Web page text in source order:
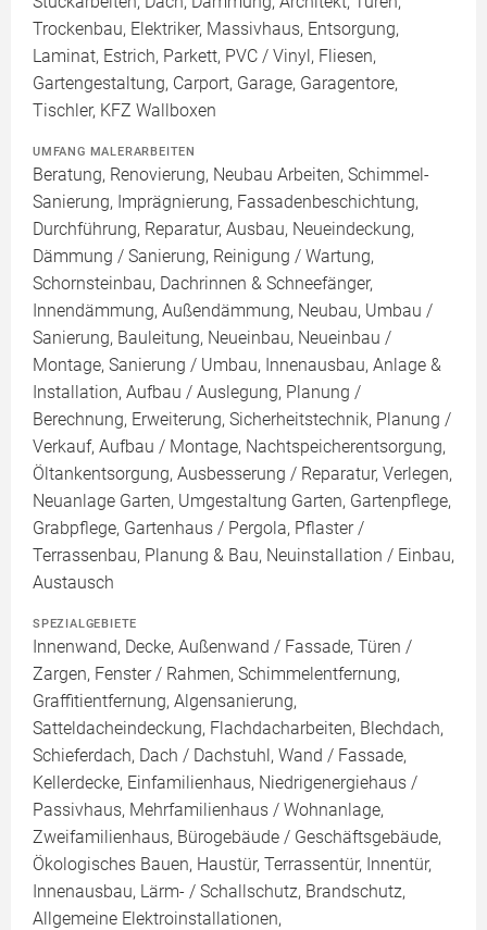
Trockenbau, Elektriker, Massivhaus, Entsorgung,
Laminat, Estrich, Parkett, PVC / Vinyl, Fliesen,
Gartengestaltung, Carport, Garage, Garagentore,
Tischler, KFZ Wallboxen
UMFANG MALERARBEITEN
Beratung, Renovierung, Neubau Arbeiten, Schimmel-
Sanierung, Imprägnierung, Fassadenbeschichtung,
Durchführung, Reparatur, Ausbau, Neueindeckung,
Dämmung / Sanierung, Reinigung / Wartung,
Schornsteinbau, Dachrinnen & Schneefänger,
Innendämmung, Außendämmung, Neubau, Umbau /
Sanierung, Bauleitung, Neueinbau, Neueinbau /
Montage, Sanierung / Umbau, Innenausbau, Anlage &
Installation, Aufbau / Auslegung, Planung /
Berechnung, Erweiterung, Sicherheitstechnik, Planung /
Verkauf, Aufbau / Montage, Nachtspeicherentsorgung,
Öltankentsorgung, Ausbesserung / Reparatur, Verlegen,
Neuanlage Garten, Umgestaltung Garten, Gartenpflege,
Grabpflege, Gartenhaus / Pergola, Pflaster /
Terrassenbau, Planung & Bau, Neuinstallation / Einbau,
Austausch
SPEZIALGEBIETE
Innenwand, Decke, Außenwand / Fassade, Türen /
Zargen, Fenster / Rahmen, Schimmelentfernung,
Graffitientfernung, Algensanierung,
Satteldacheindeckung, Flachdacharbeiten, Blechdach,
Schieferdach, Dach / Dachstuhl, Wand / Fassade,
Kellerdecke, Einfamilienhaus, Niedrigenergiehaus /
Passivhaus, Mehrfamilienhaus / Wohnanlage,
Zweifamilienhaus, Bürogebäude / Geschäftsgebäude,
Ökologisches Bauen, Haustür, Terrassentür, Innentür,
Innenausbau, Lärm- / Schallschutz, Brandschutz,
Allgemeine Elektroinstallationen,